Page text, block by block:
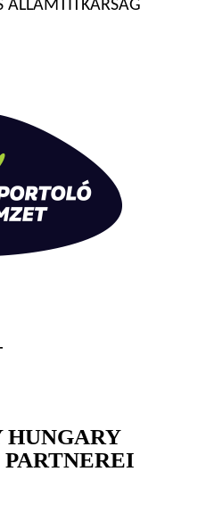
ÁLLAMTITKÁRSÁG
HUNGARY